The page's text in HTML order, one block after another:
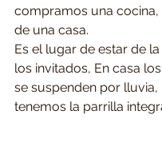
compramos una
de una casa.
Es el lugar de estar de
los invitados, En casa
se suspenden por lluvia,
tenemos la parrilla